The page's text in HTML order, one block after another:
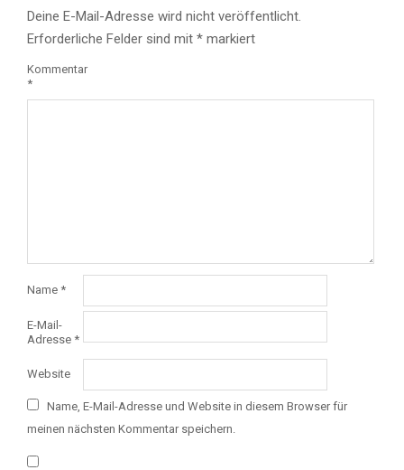
Deine E-Mail-Adresse wird nicht veröffentlicht.
Erforderliche Felder sind mit * markiert
Kommentar
*
Name *
E-Mail-
Adresse *
Website
Name, E-Mail-Adresse und Website in diesem Browser für
meinen nächsten Kommentar speichern.